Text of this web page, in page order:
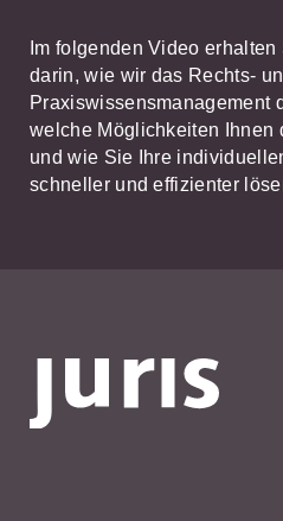
Im folgenden Video
darin, wie wir das Rechts-
Praxiswissensmanagement
welche Möglichkeiten Ihnen
und wie Sie Ihre
schneller und effizienter